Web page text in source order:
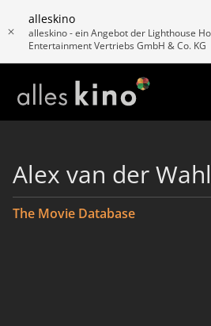
alleskino
alleskino - ein Angebot der Lighthouse
Entertainment Vertriebs GmbH & Co. KG
Alex van der Wahl
The Movie Database